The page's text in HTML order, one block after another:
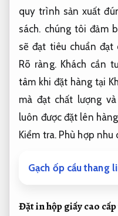
quy trình sản xuất
sách. chúng tôi đảm
sẽ đạt tiêu chuẩn đạt
Rõ ràng.Khách cần
tâm khi đặt hàng tại
mà đạt chất lượng
luôn được đặt lên
Kiểm tra. Phù hợp nhu
Gạch ốp cầu thang
Đặt in hộp giấy cao